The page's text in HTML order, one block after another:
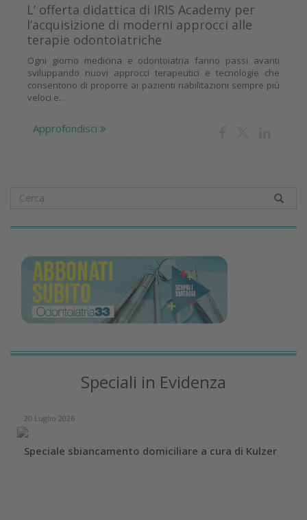
L’ offerta didattica di IRIS Academy per
l’acquisizione di moderni approcci alle
terapie odontoiatriche
Ogni giorno medicina e odontoiatria fanno passi avanti
sviluppando nuovi approcci terapeutici e tecnologie che
consentono di proporre ai pazienti riabilitazioni sempre più
veloci e...
Approfondisci
Speciali in Evidenza
20 Luglio 2026
Speciale sbiancamento domiciliare a cura di Kulzer